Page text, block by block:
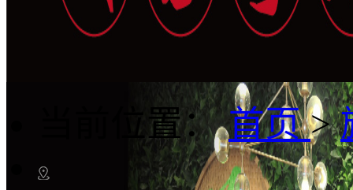
当前位置： 首页 >